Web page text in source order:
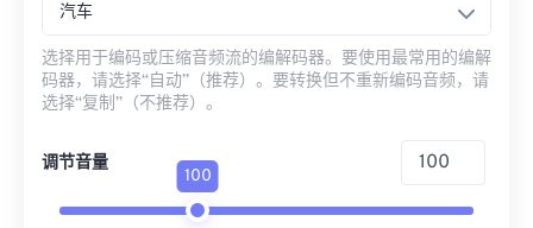
汽车
选择用于编码或压缩音频流的编解码器。要使用最常用的编解
码器，请选择“自动”（推荐）。要转换但不重新编码音频，请
选择“复制”（不推荐）。
调节音量
100